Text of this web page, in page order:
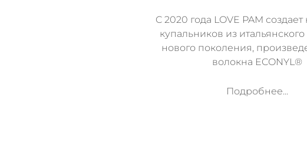
C 2020 года LOVE PAM
купальников из
нового поколения,
волокна ECONYL®
Подробнее...